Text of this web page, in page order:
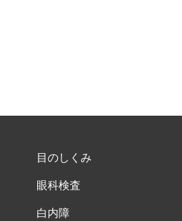
目のしくみ
眼科検査
白内障